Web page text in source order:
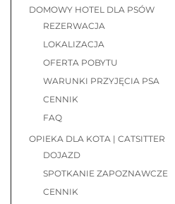
DOMOWY HOTEL DLA PSÓW
REZERWACJA
LOKALIZACJA
OFERTA POBYTU
WARUNKI PRZYJĘCIA PSA
CENNIK
FAQ
OPIEKA DLA KOTA | CATSITTER
DOJAZD
SPOTKANIE ZAPOZNAWCZE
CENNIK